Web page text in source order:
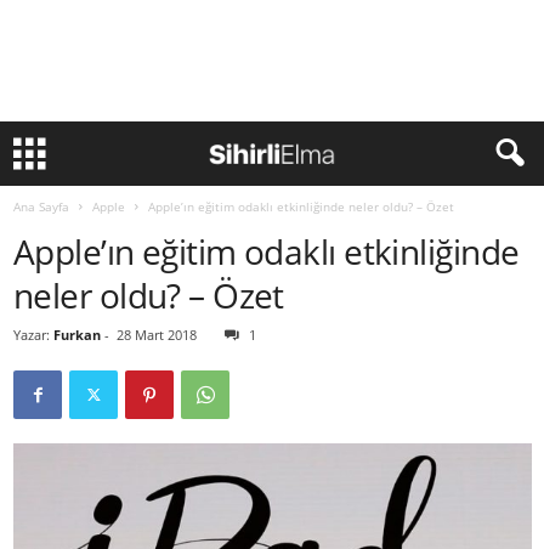
Ana Sayfa Apple Apple’ın eğitim odaklı etkinliğinde neler oldu? – Özet
Apple’ın eğitim odaklı etkinliğinde
neler oldu? – Özet
Yazar: Furkan - 28 Mart 2018 1